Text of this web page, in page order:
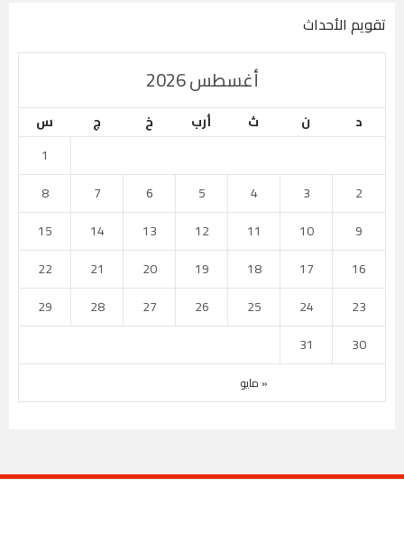
تقويم الأحداث
أغسطس 2026
د ن ث أرب خ ج س
« مايو
1
2
3
4
5
6
7
8
9
10
11
12
13
14
15
16
17
18
19
20
21
22
23
24
25
26
27
28
29
30
31